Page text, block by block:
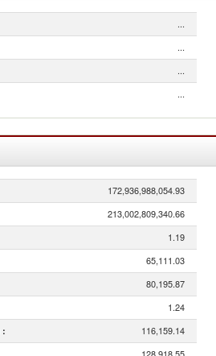
...
...
...
...
172,936,988,054.93
213,002,809,340.66
1.19
65,111.03
80,195.87
1.24
: 116,159.14